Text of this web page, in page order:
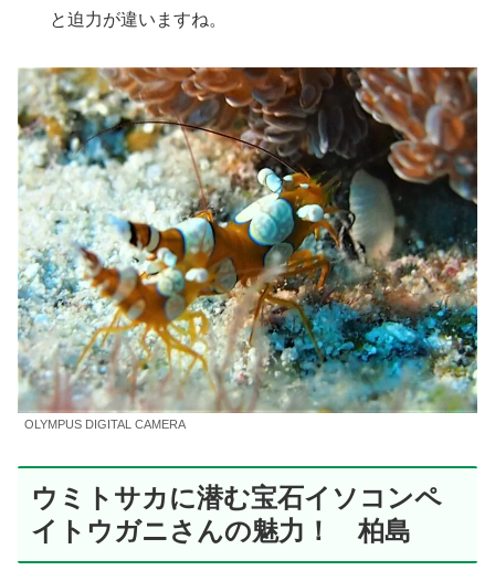
と迫力が違いますね。
OLYMPUS DIGITAL CAMERA
ウミトサカに潜む宝石イソコンペ
イトウガニさんの魅力！ 柏島